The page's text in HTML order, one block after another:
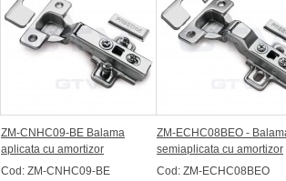
ZM-CNHC09-BE Balama
aplicata cu amortizor
Cod: ZM-CNHC09-BE
ZM-ECHC08BEO -
semiaplicata cu amortizor
Cod: ZM-ECHC08BEO